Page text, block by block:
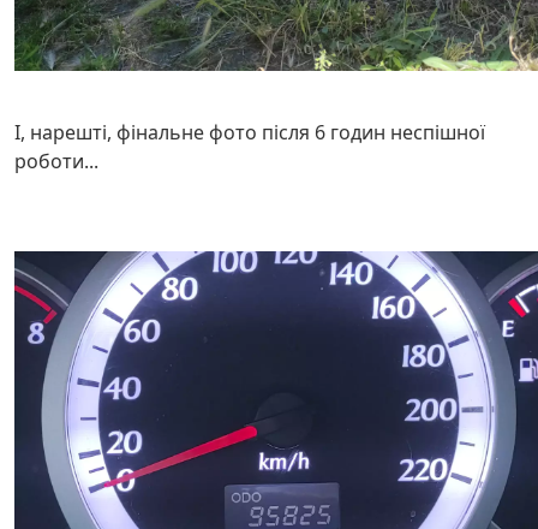
І, нарешті, фінальне фото після 6 годин неспішної
роботи...